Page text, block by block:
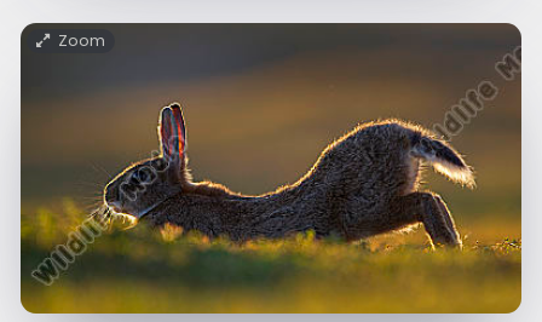
Zoom